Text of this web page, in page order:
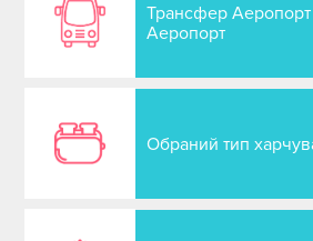
Трансфер Аеропорт
Аеропорт
Обраний тип